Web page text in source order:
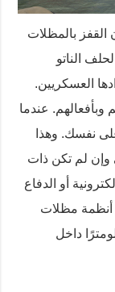
القفز بالمظلات
الناتو
العسكريين.
وبأفعالهم. عندما
نفسك. وهذا
وإن لم تكن ذات
أو الدفاع
أنظمة مظلات
على عمق يصل إلى 30-40 كيلومترًا داخل